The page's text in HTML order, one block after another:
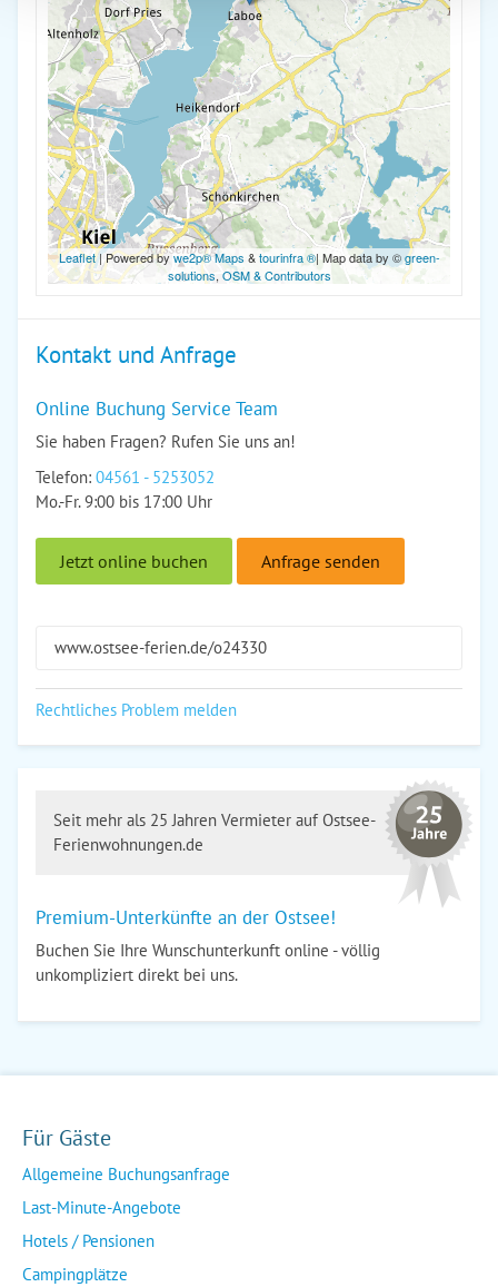
Leaflet| Powered bywe2p® Maps &tourinfra ®| Map data by ©green-
solutions, OSM & Contributors
Kontakt und Anfrage
Online Buchung Service Team
Sie haben Fragen? Rufen Sie uns an!
Telefon: 04561 - 5253052
Mo.-Fr. 9:00 bis 17:00 Uhr
Jetzt online buchen Anfrage senden
www.ostsee-ferien.de/o24330
Rechtliches Problem melden
Seit mehr als 25 Jahren Vermieter auf Ostsee-
Ferienwohnungen.de
Premium-Unterkünfte an der Ostsee!
Buchen Sie Ihre Wunschunterkunft online - völlig
unkompliziert direkt bei uns.
Für Gäste
Allgemeine Buchungsanfrage
Last-Minute-Angebote
Hotels / Pensionen
Campingplätze